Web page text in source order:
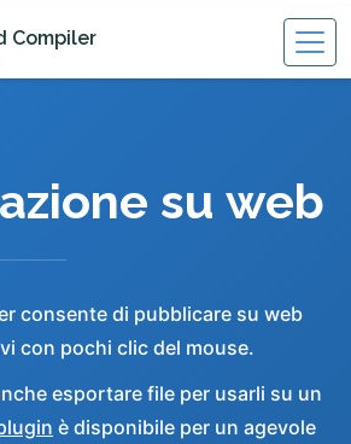
Compiler
su web
consente di pubblicare su web
con pochi clic del mouse.
esportare file per usarli su un
è disponibile per un agevole